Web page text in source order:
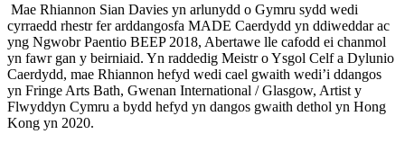
Mae Rhiannon Sian Davies yn arlunydd o Gymru sydd wedi
cyrraedd rhestr fer arddangosfa MADE Caerdydd yn ddiweddar ac
yng Ngwobr Paentio BEEP 2018, Abertawe lle cafodd ei chanmol
yn fawr gan y beirniaid. Yn raddedig Meistr o Ysgol Celf a Dylunio
Caerdydd, mae Rhiannon hefyd wedi cael gwaith wedi’i ddangos
yn Fringe Arts Bath, Gwenan International / Glasgow, Artist y
Flwyddyn Cymru a bydd hefyd yn dangos gwaith dethol yn Hong
Kong yn 2020.